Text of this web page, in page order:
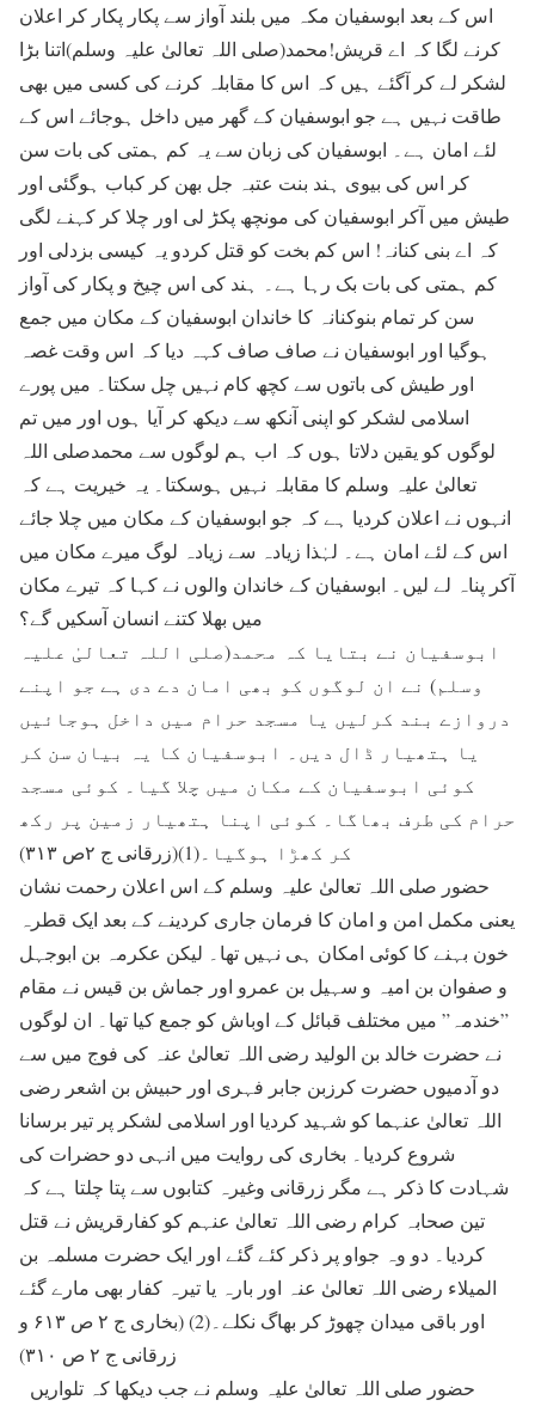
اس کے بعد ابوسفیان مکہ میں بلند آواز سے پکار پکار کر اعلان
کرنے لگا کہ اے قریش!محمد(صلی اللہ تعالیٰ علیہ وسلم)اتنا بڑا
لشکر لے کر آگئے ہیں کہ اس کا مقابلہ کرنے کی کسی میں بھی
طاقت نہیں ہے جو ابوسفیان کے گھر میں داخل ہوجائے اس کے
لئے امان ہے۔ ابوسفیان کی زبان سے یہ کم ہمتی کی بات سن
کر اس کی بیوی ہند بنت عتبہ جل بھن کر کباب ہوگئی اور
طیش میں آکر ابوسفیان کی مونچھ پکڑ لی اور چلا کر کہنے لگی
کہ اے بنی کنانہ! اس کم بخت کو قتل کردو یہ کیسی بزدلی اور
کم ہمتی کی بات بک رہا ہے۔ ہند کی اس چیخ و پکار کی آواز
سن کر تمام بنوکنانہ کا خاندان ابوسفیان کے مکان میں جمع
ہوگیا اور ابوسفیان نے صاف صاف کہہ دیا کہ اس وقت غصہ
اور طیش کی باتوں سے کچھ کام نہیں چل سکتا۔ میں پورے
اسلامی لشکر کو اپنی آنکھ سے دیکھ کر آیا ہوں اور میں تم
لوگوں کو یقین دلاتا ہوں کہ اب ہم لوگوں سے محمدصلی اللہ
تعالیٰ علیہ وسلم کا مقابلہ نہیں ہوسکتا۔ یہ خیریت ہے کہ
انہوں نے اعلان کردیا ہے کہ جو ابوسفیان کے مکان میں چلا جائے
اس کے لئے امان ہے۔ لہٰذا زیادہ سے زیادہ لوگ میرے مکان میں
آکر پناہ لے لیں۔ ابوسفیان کے خاندان والوں نے کہا کہ تیرے مکان
میں بھلا کتنے انسان آسکیں گے؟
ابوسفیان نے بتایا کہ محمد(صلی اللہ تعالیٰ علیہ
وسلم) نے ان لوگوں کو بھی امان دے دی ہے جو اپنے
دروازے بند کرلیں یا مسجد حرام میں داخل ہوجائیں
یا ہتھیار ڈال دیں۔ ابوسفیان کا یہ بیان سن کر
کوئی ابوسفیان کے مکان میں چلا گیا۔ کوئی مسجد
حرام کی طرف بھاگا۔ کوئی اپنا ہتھیار زمین پر رکھ
کر کھڑا ہوگیا۔(1)(زرقانی ج ۲ص ۳۱۳)
حضور صلی اللہ تعالیٰ علیہ وسلم کے اس اعلان رحمت نشان
یعنی مکمل امن و امان کا فرمان جاری کردینے کے بعد ایک قطرہ
خون بہنے کا کوئی امکان ہی نہیں تھا۔ لیکن عکرمہ بن ابوجہل
و صفوان بن امیہ و سہیل بن عمرو اور جماش بن قیس نے مقام
”خندمہ” میں مختلف قبائل کے اوباش کو جمع کیا تھا۔ ان لوگوں
نے حضرت خالد بن الولید رضی اللہ تعالیٰ عنہ کی فوج میں سے
دو آدمیوں حضرت کرزبن جابر فہری اور حبیش بن اشعر رضی
اللہ تعالیٰ عنہما کو شہید کردیا اور اسلامی لشکر پر تیر برسانا
شروع کردیا۔ بخاری کی روایت میں انہی دو حضرات کی
شہادت کا ذکر ہے مگر زرقانی وغیرہ کتابوں سے پتا چلتا ہے کہ
تین صحابہ کرام رضی اللہ تعالیٰ عنہم کو کفارقریش نے قتل
کردیا۔ دو وہ جواو پر ذکر کئے گئے اور ایک حضرت مسلمہ بن
المیلاء رضی اللہ تعالیٰ عنہ اور بارہ یا تیرہ کفار بھی مارے گئے
اور باقی میدان چھوڑ کر بھاگ نکلے۔(2) (بخاری ج ۲ ص ۶۱۳ و
زرقانی ج ۲ ص ۳۱۰)